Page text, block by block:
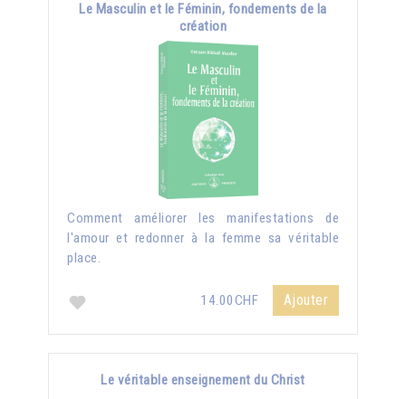
Le Masculin et le Féminin, fondements de la
création
Comment améliorer les manifestations de
l'amour et redonner à la femme sa véritable
place.
14.00CHF Ajouter
Le véritable enseignement du Christ